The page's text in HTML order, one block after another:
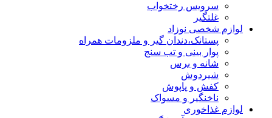
سرویس رختخواب
غلتگیر
لوازم شخصی نوزاد
پستانک،دندان گیر و ملزومات همراه
پوار بینی و تب سنج
شانه و برس
شیردوش
کفش و پاپوش
ناخنگیر و مسواک
لوازم غذاخوری